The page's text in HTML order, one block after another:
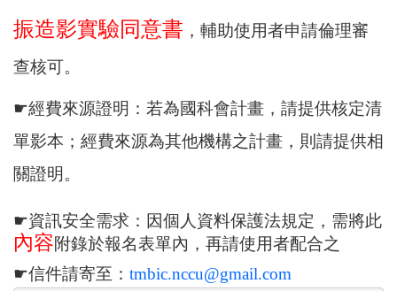
振造影實驗同意書 ，輔助使用者申請倫理審
查核可。
☛經費來源證明：若為國科會計畫，請提供核定清
單影本；經費來源為其他機構之計畫，則請提供相
關證明。
☛資訊安全需求：因個人資料保護法規定，需將此
內容附錄於報名表單內，再請使用者配合之
☛信件請寄至： tmbic.nccu@gmail.com